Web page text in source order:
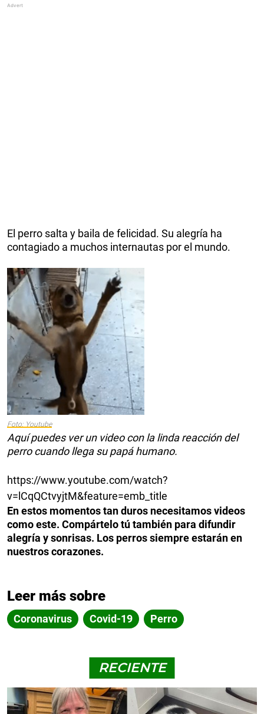
El perro salta y baila de felicidad. Su alegría ha
contagiado a muchos internautas por el mundo.
Foto: Youtube
Aquí puedes ver un video con la linda reacción del
perro cuando llega su papá humano.
https://www.youtube.com/watch?
v=lCqQCtvyjtM&feature=emb_title
En estos momentos tan duros necesitamos videos
como este. Compártelo tú también para difundir
alegría y sonrisas. Los perros siempre estarán en
nuestros corazones.
Leer más sobre
Coronavirus Covid-19 Perro
RECIENTE